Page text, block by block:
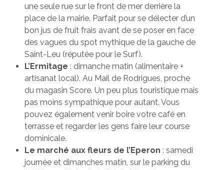
une seule rue sur le front de mer derrière la
place de la mairie. Parfait pour se délecter d’un
bon jus de fruit frais avant de se poser en face
des vagues du spot mythique de la gauche de
Saint-Leu (réputée pour le Surf).
L’Ermitage : dimanche matin (alimentaire +
artisanat local). Au Mail de Rodrigues, proche
du magasin Score. Un peu plus touristique mais
pas moins sympathique pour autant. Vous
pouvez également venir boire votre café en
terrasse et regarder les gens faire leur course
dominicale.
Le marché aux fleurs de l’Eperon : samedi
journée et dimanches matin, sur le parking du